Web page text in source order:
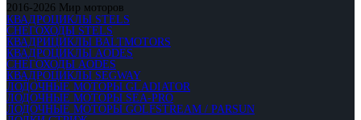
2016-2026 Мир моторов
КВАДРОЦИКЛЫ STELS
СНЕГОХОДЫ STELS
КВАДРИЦИКЛЫ BALTMOTORS
КВАДРОЦИКЛЫ AODES
СНЕГОХОДЫ AODES
КВАДРОЦИКЛЫ SEGWAY
ЛОДОЧНЫЕ МОТОРЫ GLADIATOR
ЛОДОЧНЫЕ МОТОРЫ SEA-PRO
ЛОДОЧНЫЕ МОТОРЫ GOLFSTREAM / PARSUN